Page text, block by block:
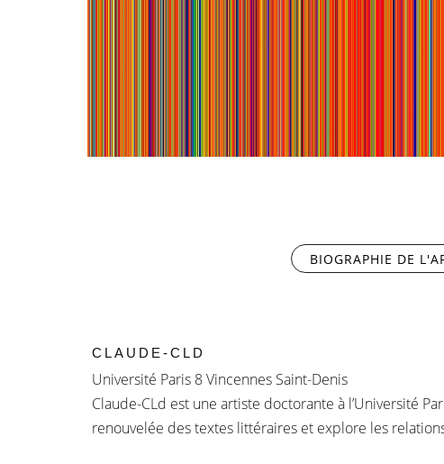
BIOGRAPHIE DE
CLAUDE-CLD
Université Paris 8 Vincennes Saint-Denis
Claude-CLd est une artiste doctorante à l’Université
renouvelée des textes littéraires et explore les